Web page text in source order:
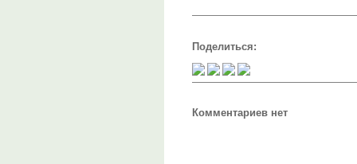
Поделиться:
Комментариев нет